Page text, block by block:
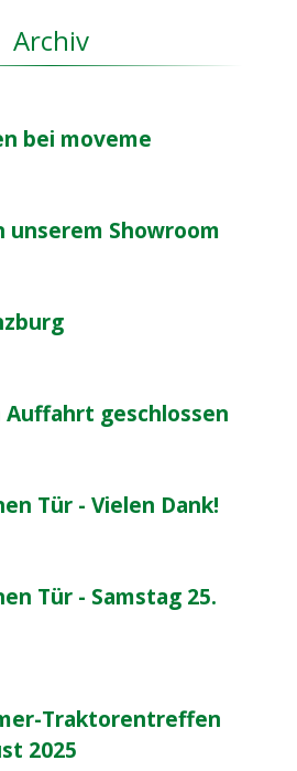
Archiv
bei moveme
unserem Showroom
Auffahrt geschlossen
Tür - Vielen Dank!
Tür - Samstag 25.
Traktorentreffen
2025